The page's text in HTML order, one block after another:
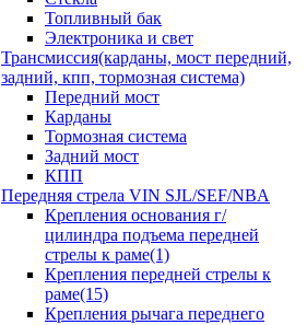
Топливный бак
Электроника и свет
Трансмиссия(карданы, мост передний,
задний, кпп, тормозная система)
Передний мост
Карданы
Тормозная система
Задний мост
КПП
Передняя стрела VIN SJL/SEF/NBA
Крепления основания г/
цилиндра подъема передней
стрелы к раме(1)
Крепления передней стрелы к
раме(15)
Крепления рычага переднего